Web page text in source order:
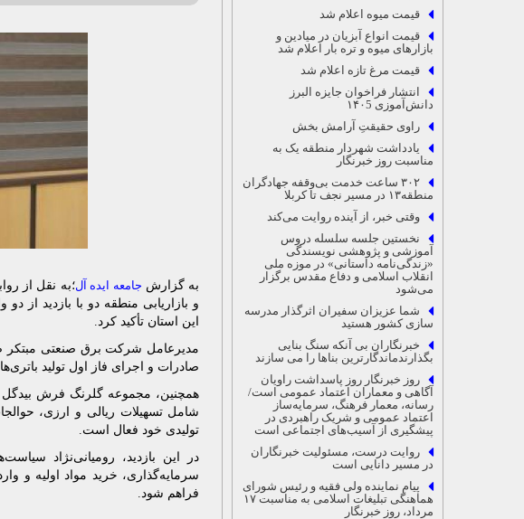
به گزارش جامعه ایده آل؛به نقل از
و بازاریابی منطقه دو با بازدید از
این استان تأکید کرد.
مدیرعامل شرکت برق صنعتی مبتکر
صادرات و اجرای فاز اول تولید
همچنین، مجموعه گلرنگ فرش بیدگل
شامل تسهیلات ریالی و ارزی،
تولیدی خود فعال است.
در این بازدید، رومیانی‌نژاد
سرمایه‌گذاری، خرید مواد اولیه و
فراهم شود.
قیمت میوه اعلام شد
قیمت انواع آبزیان در میادین و
بازارهای میوه و تره بار اعلام شد
قیمت مرغ تازه اعلام شد
انتشار فراخوان جایزه البرز
دانش‌آموزی ۱۴۰5
راوی حقیقتِ آرامش ‌بخش
یادداشت شهردار منطقه یک به
مناسبت روز خبرنگار
۳۰۲ ساعت خدمت بی‌وقفه جهادگران
منطقه۱۳ در مسیر نجف تا کربلا
وقتی خبر، از آینده روایت می‌کند
نخستین جلسه سلسله‌ دروس
آموزشی و پژوهشی نویسندگی
«زندگی‌نامه‌ داستانی» در موزه ملی
انقلاب اسلامی و دفاع مقدس برگزار
می‌شود
شما عزیزان سفیران اثرگذار مدرسه
سازی کشور هستید
خبرنگاران بی آنکه سنگ بنایی
بگذارندماندگارترین بناها را می سازند
روز خبرنگار روز پاسداشت راویان
آگاهی و معماران اعتماد عمومی است/
رسانه، معمار فرهنگ، سرمایه‌ساز
اعتماد عمومی و شریک راهبردی در
پیشگیری از آسیب‌های اجتماعی است
روایت درست، مسئولیت خبرنگاران
در مسیر دانایی است
پیام نماینده ولی فقیه و رئیس شورای
هماهنگی تبلیغات اسلامی به مناسبت ۱۷
مرداد، روز خبرنگار